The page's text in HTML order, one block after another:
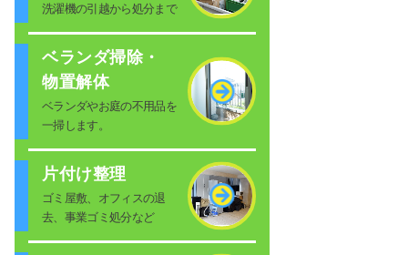
洗濯機の引越から処分まで
ベランダ掃除・
物置解体
ベランダやお庭の不用品を
一掃します。
片付け整理
ゴミ屋敷、オフィスの退
去、事業ゴミ処分など